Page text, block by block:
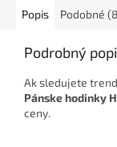
Popis Podobné
Podrobný
Ak sledujete
Pánske hodinky
ceny.